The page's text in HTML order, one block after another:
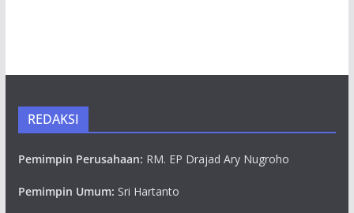
REDAKSI
Pemimpin Perusahaan: RM. EP Drajad Ary Nugroho
Pemimpin Umum: Sri Hartanto